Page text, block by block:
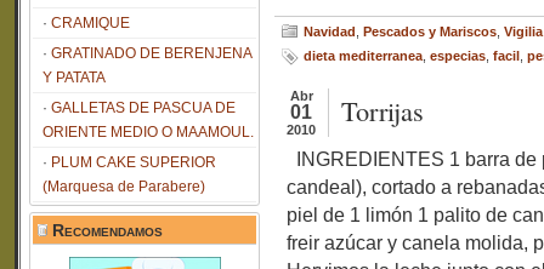
CRAMIQUE
GRATINADO DE BERENJENA
Y PATATA
GALLETAS DE PASCUA DE
ORIENTE MEDIO O MAAMOUL.
PLUM CAKE SUPERIOR
(Marquesa de Parabere)
Recomendamos
Navidad Pescados y Mariscos Vigilia
dieta mediterranea especias facil
Abr
01
2010
Torrijas
INGREDIENTES 1 barra
candeal), cortado a
piel de 1 limón 1 palito de
freir azúcar y canela molida,